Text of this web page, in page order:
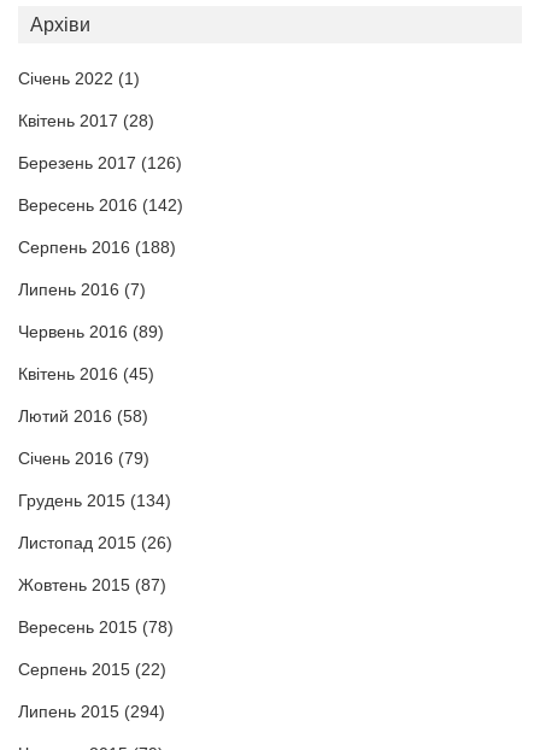
Архіви
Січень 2022 (1)
Квітень 2017 (28)
Березень 2017 (126)
Вересень 2016 (142)
Серпень 2016 (188)
Липень 2016 (7)
Червень 2016 (89)
Квітень 2016 (45)
Лютий 2016 (58)
Січень 2016 (79)
Грудень 2015 (134)
Листопад 2015 (26)
Жовтень 2015 (87)
Вересень 2015 (78)
Серпень 2015 (22)
Липень 2015 (294)